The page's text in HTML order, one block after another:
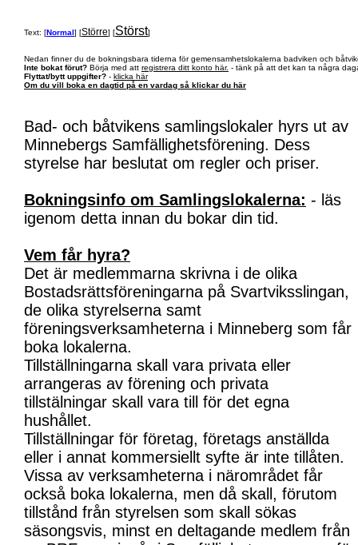
Text: [Normal] [Större] [Störst]
Nedan finner du de bokningsbara tiderna för gemensamhetslokalerna badviken och
Inte bokat förut? Börja med att registrera ditt konto här. - tänk på att det kan ta några
Flyttat/bytt uppgifter? - klicka här
Om du vill boka en dagtid på en vardag så klickar du här
Bad- och båtvikens samlingslokaler hyrs ut av
Minnebergs Samfällighetsförening. Dess
styrelse har beslutat om regler och priser.
Bokningsinfo om Samlingslokalerna: - läs
igenom detta innan du bokar din tid.
Vem får hyra?
Det är medlemmarna skrivna i de olika
Bostadsrättsföreningarna på Svartviksslingan,
de olika styrelserna samt
föreningsverksamheterna i Minneberg som får
boka lokalerna.
Tillställningarna skall vara privata eller
arrangeras av förening och privata
tillstälningar skall vara till för det egna
hushållet.
Tillställningar för företag, företags anställda
eller i annat kommersiellt syfte är inte tillåten.
Vissa av verksamheterna i närområdet får
också boka lokalerna, men då skall, förutom
tillstånd från styrelsen som skall sökas
säsongsvis, minst en deltagande medlem från